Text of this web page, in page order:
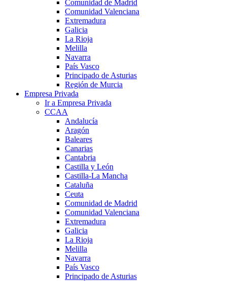
Comunidad de Madrid
Comunidad Valenciana
Extremadura
Galicia
La Rioja
Melilla
Navarra
País Vasco
Principado de Asturias
Región de Murcia
Empresa Privada
Ir a Empresa Privada
CCAA
Andalucía
Aragón
Baleares
Canarias
Cantabria
Castilla y León
Castilla-La Mancha
Cataluña
Ceuta
Comunidad de Madrid
Comunidad Valenciana
Extremadura
Galicia
La Rioja
Melilla
Navarra
País Vasco
Principado de Asturias